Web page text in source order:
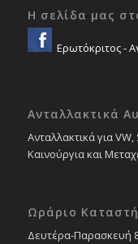
Η σελίδα μας
Ερωτόκριτος -
Ανταλλακτικά
Ανταλλακτικά για VW,
Καινούργια και
Ωράριο
Δευτέρα-Παρασκευή